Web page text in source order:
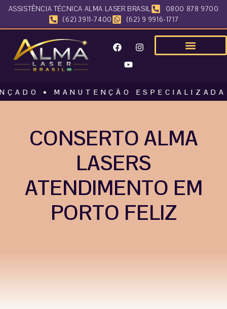
ASSISTÊNCIA TÉCNICA ALMA LASER BRASIL
0800 878 9700
(62) 3911-7400
(62) 9 9916-1717
• MANUTENÇÃO ESPECIALIZADA
CONSERTO ALMA
LASERS
ATENDIMENTO EM
PORTO FELIZ